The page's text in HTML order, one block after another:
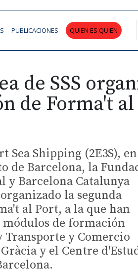
PUBLICACIONES QUIEN ES QUIEN
de SSS
de Forma't al
Sea Shipping (2E3S), en
de Barcelona, la
y Barcelona Catalunya
la segunda
al Port, a la que han
módulos de formación
y Comercio
y el Centre